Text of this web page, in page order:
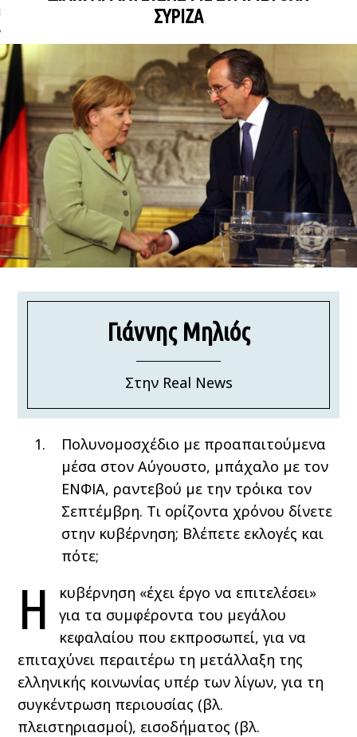
ΣΥΡΙΖΑ
Γιάννης Μηλιός
Στην Real News
Πολυνομοσχέδιο με προαπαιτούμενα
μέσα στον Αύγουστο, μπάχαλο με τον
ΕΝΦΙΑ, ραντεβού με την τρόικα τον
Σεπτέμβρη. Τι ορίζοντα χρόνου δίνετε
στην κυβέρνηση; Βλέπετε εκλογές και
πότε;
Η
κυβέρνηση «έχει έργο να επιτελέσει»
για τα συμφέροντα του μεγάλου
κεφαλαίου που εκπροσωπεί, για να
επιταχύνει περαιτέρω τη μετάλλαξη της
ελληνικής κοινωνίας υπέρ των λίγων, για τη
συγκέντρωση περιουσίας (βλ.
πλειστηριασμοί), εισοδήματος (βλ.